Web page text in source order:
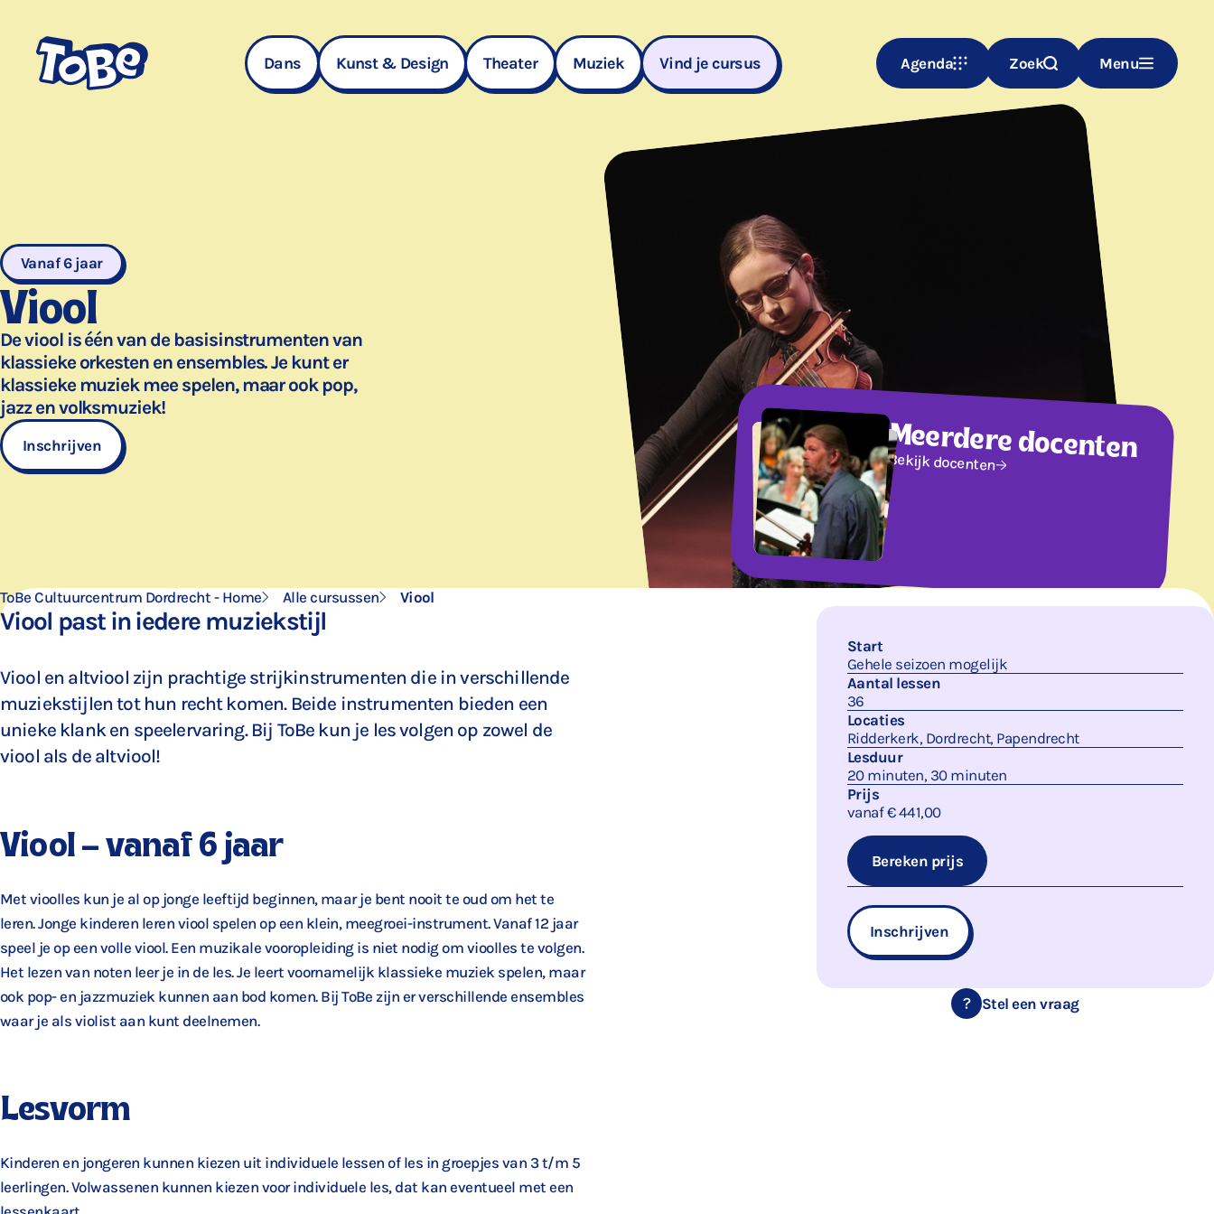
Navigatie
overslaan
Dans Kunst & Design Theater Muziek Vind je cursus Agenda Zoek Menu
Vanaf 6 jaar
Viool
De viool is één van de basisinstrumenten van
klassieke orkesten en ensembles. Je kunt er
klassieke muziek mee spelen, maar ook pop,
jazz en volksmuziek!
Inschrijven Meerdere docenten
Bekijk docenten
ToBe Cultuurcentrum Dordrecht - Home Alle cursussen Viool
Viool past in iedere muziekstijl
Viool en altviool zijn prachtige strijkinstrumenten die in verschillende
muziekstijlen tot hun recht komen. Beide instrumenten bieden een
unieke klank en speelervaring. Bij ToBe kun je les volgen op zowel de
viool als de altviool!
Viool – vanaf 6 jaar
Met vioolles kun je al op jonge leeftijd beginnen, maar je bent nooit te oud om het te
leren. Jonge kinderen leren viool spelen op een klein, meegroei-instrument. Vanaf 12 jaar
speel je op een volle viool. Een muzikale vooropleiding is niet nodig om vioolles te volgen.
Het lezen van noten leer je in de les. Je leert voornamelijk klassieke muziek spelen, maar
ook pop- en jazzmuziek kunnen aan bod komen. Bij ToBe zijn er verschillende ensembles
waar je als violist aan kunt deelnemen.
Lesvorm
Kinderen en jongeren kunnen kiezen uit individuele lessen of les in groepjes van 3 t/m 5
leerlingen. Volwassenen kunnen kiezen voor individuele les, dat kan eventueel met een
Start
Gehele seizoen mogelijk
Aantal lessen
36
Locaties
Ridderkerk, Dordrecht, Papendrecht
Lesduur
20 minuten, 30 minuten
Prijs
vanaf € 441,00
Bereken prijs
Inschrijven
Stel een vraag